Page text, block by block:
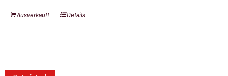
Ausverkauft Details